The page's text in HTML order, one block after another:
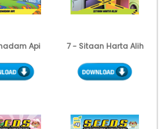
Api 7 - Sitaan Harta Alih